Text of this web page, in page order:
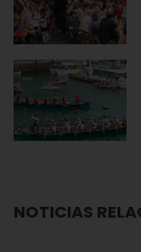
NOTICIAS